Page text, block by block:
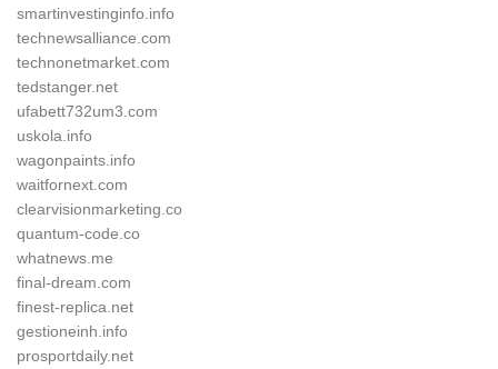
smartinvestinginfo.info
technewsalliance.com
technonetmarket.com
tedstanger.net
ufabett732um3.com
uskola.info
wagonpaints.info
waitfornext.com
clearvisionmarketing.co
quantum-code.co
whatnews.me
final-dream.com
finest-replica.net
gestioneinh.info
prosportdaily.net